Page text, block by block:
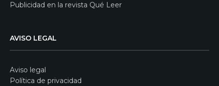
Publicidad en la revista Qué Leer
AVISO LEGAL
Aviso legal
Política de privacidad